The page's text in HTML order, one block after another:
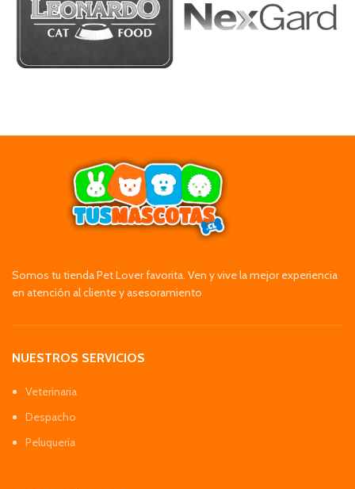
Somos tu tienda Pet Lover favorita. Ven y vive la mejor experiencia
en atención al cliente y asesoramiento
NUESTROS SERVICIOS
Veterinaria
Despacho
Peluquería